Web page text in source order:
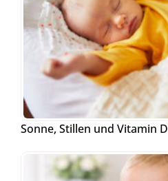
Sonne, Stillen und Vitamin D